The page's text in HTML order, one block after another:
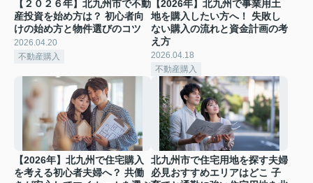
【２０２６年】北九州市で不動
産投資を始め方は？ 初心者向
けの始め方と物件選びのコツ
2026.04.20
不動産購入
【2026年】北九州で事業用土
地を購入したい方へ！ 失敗し
ない購入の流れと資金計画の考
え方
2026.04.18
不動産購入
【2026年】北九州で住宅購入
を考える初心者夫婦へ？ 共働
北九州市で住宅用地を探す夫婦
必見おすすめエリアはどこ 子